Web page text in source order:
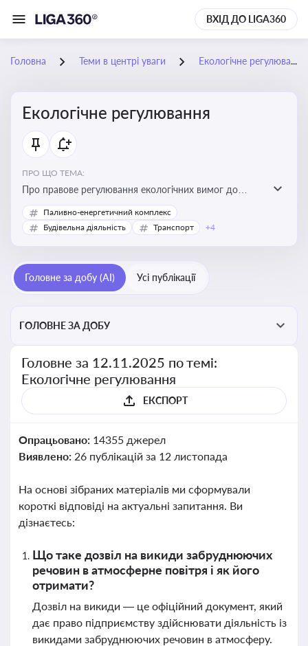
ВХІД ДО LIGA360
Головна Теми в центрі уваги Екологічне регулювання
Екологічне регулювання
ПРО ЩО ТЕМА:
Про правове регулювання екологічних вимог до
виробництв, включно з дозволами, перевірками,
стандартами викидів і гармонізацією з
Паливно-енергетичний комплекс
Будівельна діяльність
Транспорт +4
Головне за добу (AI) Усі публікації
ГОЛОВНЕ ЗА ДОБУ
Головне за 12.11.2025 по темі:
Екологічне регулювання
ЕКСПОРТ
Опрацьовано: 14355 джерел
Виявлено: 26 публікацій за 12 листопада
На основі зібраних матеріалів ми сформували
короткі відповіді на актуальні запитання. Ви
дізнаєтесь:
Що таке дозвіл на викиди забруднюючих
речовин в атмосферне повітря і як його
отримати?
Дозвіл на викиди — це офіційний документ, який
дає право підприємству здійснювати діяльність із
викидами забруднюючих речовин в атмосферу.